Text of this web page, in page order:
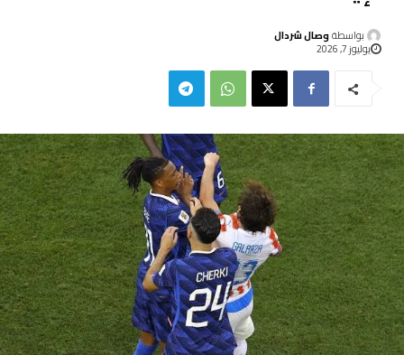
بواسطةوصال شردال
يوليوز 7, 2026